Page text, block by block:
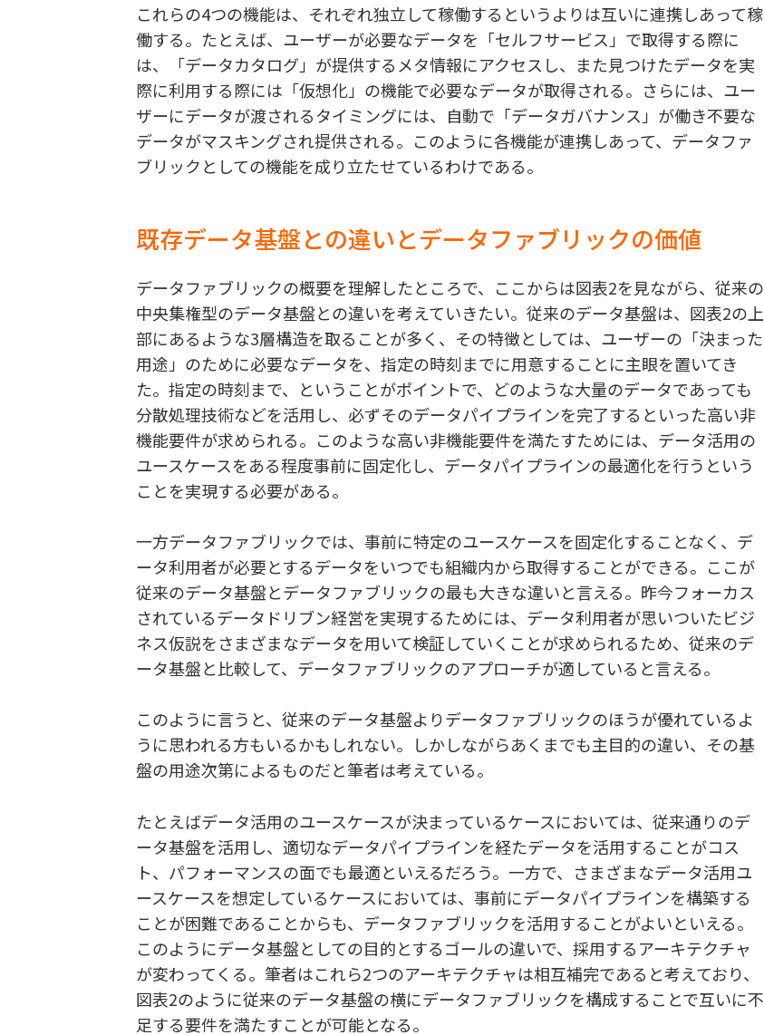
これらの4つの機能は、それぞれ独立して稼働するというよりは互いに連携しあって稼
働する。たとえば、ユーザーが必要なデータを「セルフサービス」で取得する際に
は、「データカタログ」が提供するメタ情報にアクセスし、また見つけたデータを実
際に利用する際には「仮想化」の機能で必要なデータが取得される。さらには、ユー
ザーにデータが渡されるタイミングには、自動で「データガバナンス」が働き不要な
データがマスキングされ提供される。このように各機能が連携しあって、データファ
ブリックとしての機能を成り立たせているわけである。
既存データ基盤との違いとデータファブリックの価値
データファブリックの概要を理解したところで、ここからは図表2を見ながら、従来の
中央集権型のデータ基盤との違いを考えていきたい。従来のデータ基盤は、図表2の上
部にあるような3層構造を取ることが多く、その特徴としては、ユーザーの「決まった
用途」のために必要なデータを、指定の時刻までに用意することに主眼を置いてき
た。指定の時刻まで、ということがポイントで、どのような大量のデータであっても
分散処理技術などを活用し、必ずそのデータパイプラインを完了するといった高い非
機能要件が求められる。このような高い非機能要件を満たすためには、データ活用の
ユースケースをある程度事前に固定化し、データパイプラインの最適化を行うという
ことを実現する必要がある。
一方データファブリックでは、事前に特定のユースケースを固定化することなく、デ
ータ利用者が必要とするデータをいつでも組織内から取得することができる。ここが
従来のデータ基盤とデータファブリックの最も大きな違いと言える。昨今フォーカス
されているデータドリブン経営を実現するためには、データ利用者が思いついたビジ
ネス仮説をさまざまなデータを用いて検証していくことが求められるため、従来のデ
ータ基盤と比較して、データファブリックのアプローチが適していると言える。
このように言うと、従来のデータ基盤よりデータファブリックのほうが優れているよ
うに思われる方もいるかもしれない。しかしながらあくまでも主目的の違い、その基
盤の用途次第によるものだと筆者は考えている。
たとえばデータ活用のユースケースが決まっているケースにおいては、従来通りのデ
ータ基盤を活用し、適切なデータパイプラインを経たデータを活用することがコス
ト、パフォーマンスの面でも最適といえるだろう。一方で、さまざまなデータ活用ユ
ースケースを想定しているケースにおいては、事前にデータパイプラインを構築する
ことが困難であることからも、データファブリックを活用することがよいといえる。
このようにデータ基盤としての目的とするゴールの違いで、採用するアーキテクチャ
が変わってくる。筆者はこれら2つのアーキテクチャは相互補完であると考えており、
図表2のように従来のデータ基盤の横にデータファブリックを構成することで互いに不
足する要件を満たすことが可能となる。